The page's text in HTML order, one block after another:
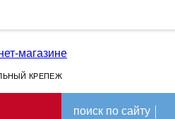
КРЕПЕЖ
поиск по сайту